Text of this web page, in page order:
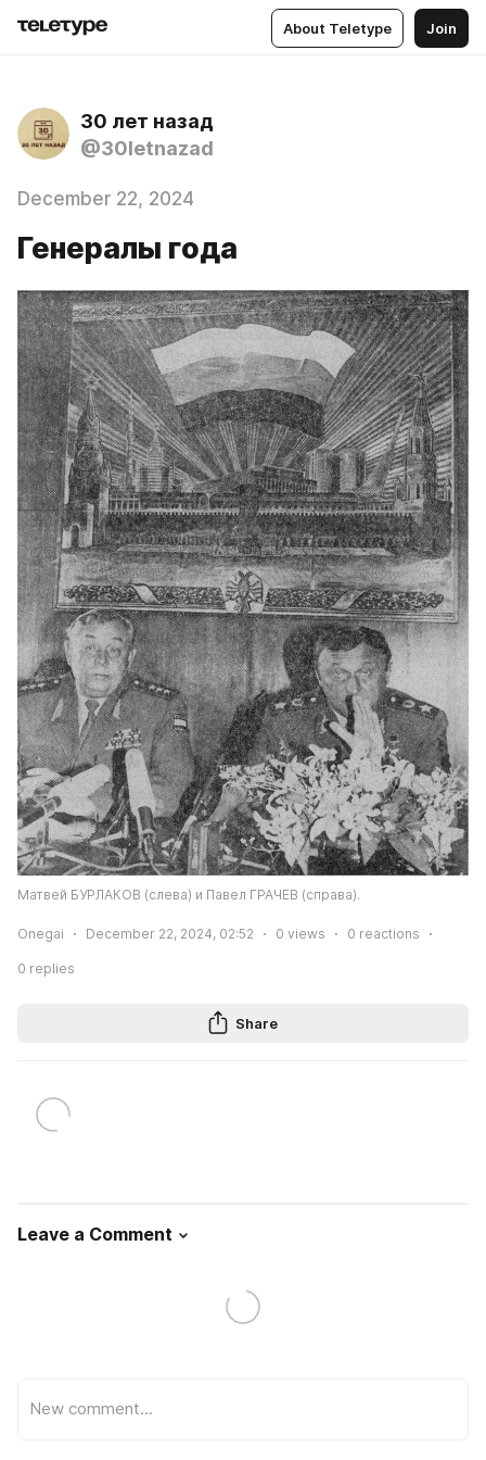
About Teletype Join
30 лет назад
@30letnazad
December 22, 2024
Генералы года
Матвей БУРЛАКОВ (слева) и Павел ГРАЧЕВ (справа).
Onegai December 22, 2024, 02:52 0 views 0 reactions
0 replies
Share
Leave a Comment